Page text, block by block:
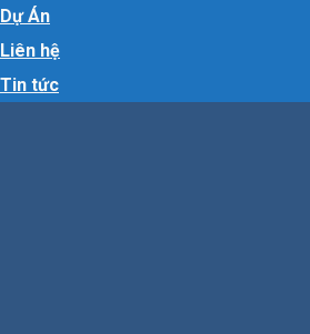
Dự Án
Liên hệ
Tin tức